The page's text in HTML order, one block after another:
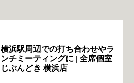
横浜駅周辺での打ち合わせやラ
ンチミーティングに | 全席個室
じぶんどき 横浜店